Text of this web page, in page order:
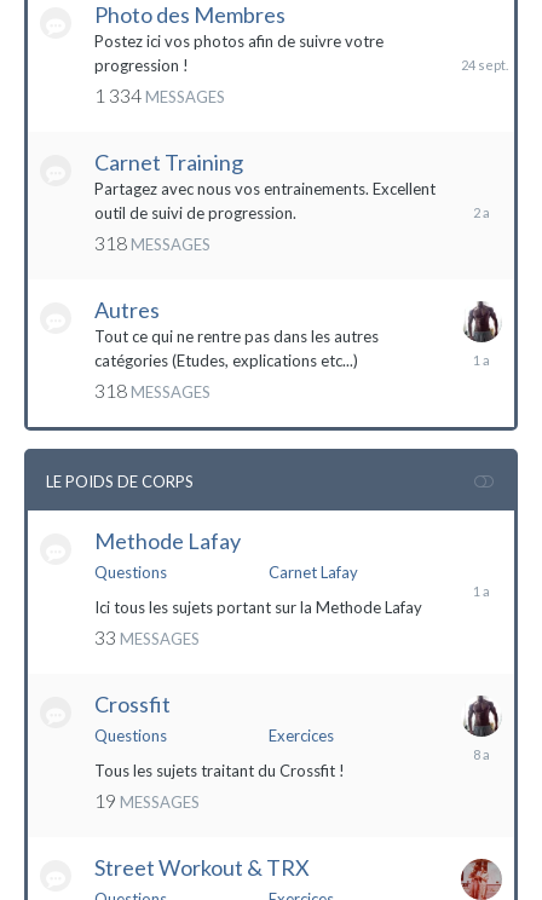
Photo des Membres
Postez ici vos photos afin de suivre votre
progression !
1 334 MESSAGES
2023
Carnet Training
Partagez avec nous vos entrainements. Excellent
outil de suivi de progression.
318 MESSAGES
2022
Autres
Tout ce qui ne rentre pas dans les autres
catégories (Etudes, explications etc...)
318 MESSAGES
10
LE POIDS DE CORPS
Methode Lafay
Questions
Carnet Lafay
Ici tous les sujets portant sur la Methode Lafay
33 MESSAGES
2023
Crossfit
Questions
Exercices
Tous les sujets traitant du Crossfit !
19 MESSAGES
27
Street Workout & TRX